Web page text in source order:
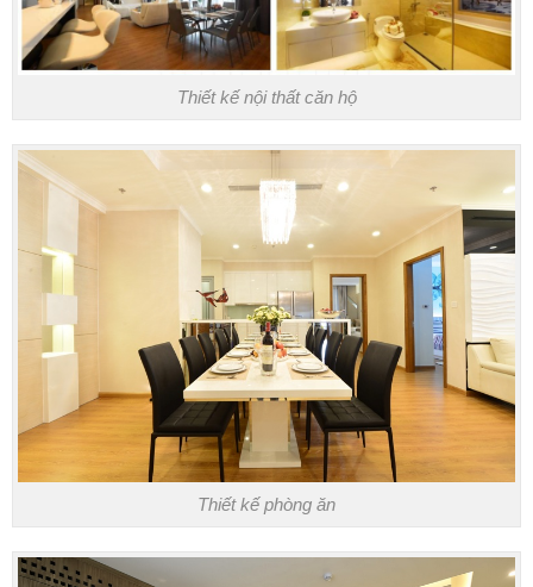
Thiết kế nội thất căn hộ
Thiết kế phòng ăn